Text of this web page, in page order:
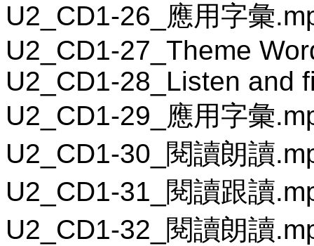
U2_CD1-26_應用字彙
U2_CD1-27_Theme
U2_CD1-28_Listen and
U2_CD1-29_應用字彙
U2_CD1-30_閱讀朗讀
U2_CD1-31_閱讀跟讀
U2_CD1-32_閱讀朗讀